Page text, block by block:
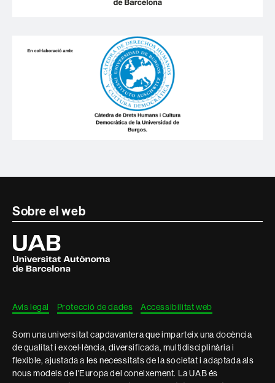
Contacte
informació
legal
Sobre el web
Universitat
Autònoma
de
Barcelona
Avís legal Protecció de dades Accessibilitat web
Som una universitat capdavantera que imparteix una docència
de qualitat i excel·lència, diversificada, multidisciplinària i
flexible, ajustada a les necessitats de la societat i adaptada als
nous models de l'Europa del coneixement. La UAB és